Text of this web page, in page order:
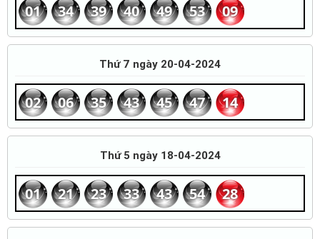
01 34 39 40 49 53 09
Thứ 7 ngày 20-04-2024
02 06 35 43 45 47 14
Thứ 5 ngày 18-04-2024
01 21 23 33 43 54 28